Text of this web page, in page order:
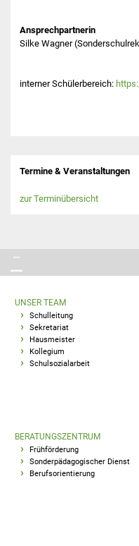
Ansprechpartnerin
Silke Wagner
interner Schülerbereich:
Termine & Veranstaltungen
zur Terminübersicht
UNSER TEAM
Schulleitung
Sekretariat
Hausmeister
Kollegium
Schulsozialarbeit
BERATUNGSZENTRUM
Frühförderung
Sonderpädagogischer Dienst
Berufsorientierung